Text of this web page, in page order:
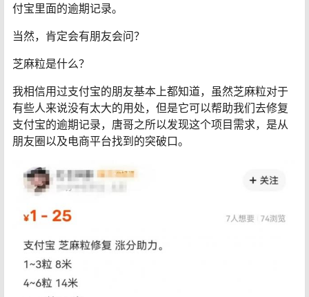
付宝里面的逾期记录。
当然，肯定会有朋友会问？
芝麻粒是什么？
我相信用过支付宝的朋友基本上都知道，虽然芝麻粒对于
有些人来说没有太大的用处，但是它可以帮助我们去修复
支付宝的逾期记录，唐哥之所以发现这个项目需求，是从
朋友圈以及电商平台找到的突破口。